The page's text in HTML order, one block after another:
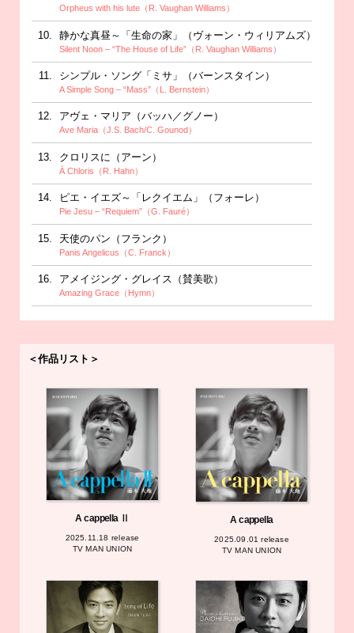
Orpheus with his lute（R. Vaughan Williams）
静かな真昼～「生命の家」（ヴォーン・ウィリアムズ）
Silent Noon – “The House of Life”（R. Vaughan Williams）
シンプル・ソング「ミサ」（バーンスタイン）
A Simple Song – “Mass”（L. Bernstein）
アヴェ・マリア（バッハ／グノー）
Ave Maria（J.S. Bach/C. Gounod）
クロリスに（アーン）
À Chloris（R. Hahn）
ピエ・イエズ～「レクイエム」（フォーレ）
Pie Jesu – “Requiem”（G. Fauré）
天使のパン（フランク）
Panis Angelicus（C. Franck）
アメイジング・グレイス（賛美歌）
Amazing Grace（Hymn）
＜作品リスト＞
A cappella Ⅱ
2025.11.18 release
TV MAN UNION
A cappella
2025.09.01 release
TV MAN UNION